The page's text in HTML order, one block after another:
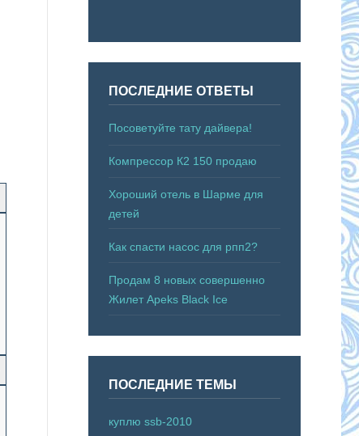
ПОСЛЕДНИЕ ОТВЕТЫ
Посоветуйте тату дайвера!
Компрессор К2 150 продаю
Хороший отель в Шарме для
детей
Как спасти насос для рпп2?
Продам 8 новых совершенно
Жилет Apeks Black Ice
ПОСЛЕДНИЕ ТЕМЫ
куплю ssb-2010